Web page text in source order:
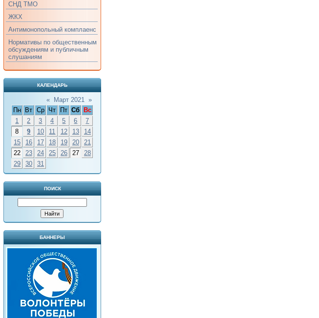
СНД ТМО
ЖКХ
Антимонопольный комплаенс
Нормативы по общественным
обсуждениям и публичным
слушаниям
КАЛЕНДАРЬ
« Март 2021 »
Пн
Вт Ср Чт Пт Сб
Вс
1
2 3 4 5 6
7
8
9 10 11 12 13
14
15
16 17 18 19 20
21
22
23 24 25 26 27
28
29
30 31
ПОИСК
БАННЕРЫ